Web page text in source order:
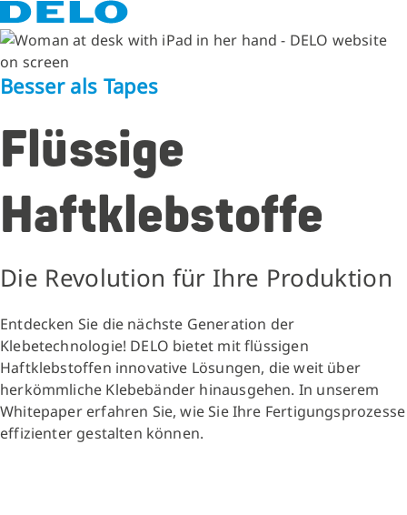
Besser als Tapes
Flüssige
Haftklebstoffe
Die Revolution für Ihre Produktion
Entdecken Sie die nächste Generation der
Klebetechnologie! DELO bietet mit flüssigen
Haftklebstoffen innovative Lösungen, die weit über
herkömmliche Klebebänder hinausgehen. In unserem
Whitepaper erfahren Sie, wie Sie Ihre Fertigungsprozesse
effizienter gestalten können.